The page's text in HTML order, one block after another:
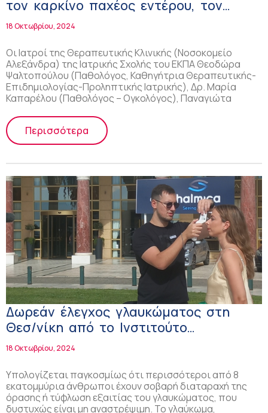
τον καρκίνο παχέος εντέρου, τον
προσυμπτωματικό έλεγχο και το self-
test!
18 Οκτωβρίου, 2024
Οι Ιατροί της Θεραπευτικής Κλινικής (Νοσοκομείο
Αλεξάνδρα) της Ιατρικής Σχολής του ΕΚΠΑ Θεοδώρα
Ψαλτοπούλου (Παθολόγος, Καθηγήτρια Θεραπευτικής-
Επιδημιολογίας-Προληπτικής Ιατρικής), Δρ. Μαρία
Καπαρέλου (Παθολόγος – Ογκολόγος), Παναγιώτα
Περισσότερα
Δωρεάν έλεγχος γλαυκώματος στη
Θεσ/νίκη από το Ινστιτούτο
Οφθαλμολογίας & Μικροχειρουργικής
Ophthalmica!
18 Οκτωβρίου, 2024
Υπολογίζεται παγκοσμίως ότι περισσότεροι από 8
εκατομμύρια άνθρωποι έχουν σοβαρή διαταραχή της
όρασης ή τύφλωση εξαιτίας του γλαυκώματος, που
δυστυχώς είναι μη αναστρέψιμη. Το γλαύκωμα,